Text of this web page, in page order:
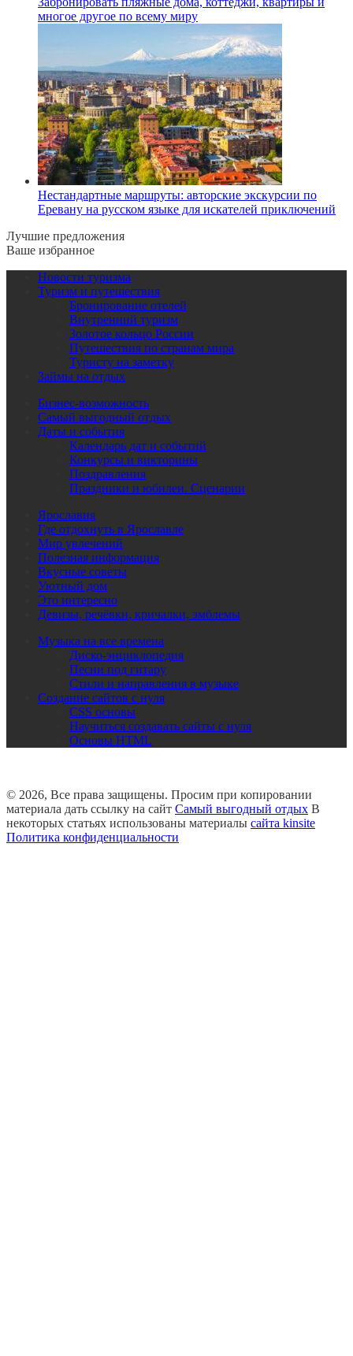
многое другое по всему миру
Нестандартные маршруты: авторские экскурсии по
Еревану на русском языке для искателей приключений
Лучшие предложения
Ваше избранное
Новости туризма
Туризм и путешествия
Бронирование отелей
Внутренний туризм
Золотое кольцо России
Путешествия по странам мира
Туристу на заметку
Займы на отдых
Бизнес-возможность
Самый выгодный отдых
Даты и события
Календарь дат и событий
Конкурсы и викторины
Поздравления
Праздники и юбилеи. Сценарии
Ярославия
Где отдохнуть в Ярославле
Мир увлечений
Полезная информация
Вкусные советы
Уютный дом
Это интересно
Девизы, речёвки, кричалки, эмблемы
Музыка на все времена
Диско-энциклопедия
Песни под гитару
Стили и направления в музыке
Создание сайтов с нуля
CSS основы
Научиться создавать сайты с нуля
Основы HTML
© 2026, Все права защищены. Просим при копировании
материала дать ссылку на сайт Самый выгодный отдых В
некоторых статьях использованы материалы сайта kinsite
Политика конфиденциальности